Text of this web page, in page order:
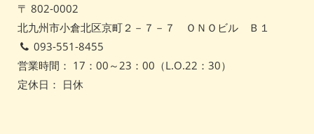
〒 802-0002
北九州市小倉北区京町２－７－７ ＯＮＯビル Ｂ１
093-551-8455
営業時間： 17：00～23：00（L.O.22：30）
定休日： 日休